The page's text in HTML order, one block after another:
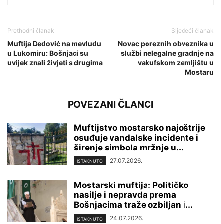
Prethodni članak
Muftija Dedović na mevludu
u Lukomiru: Bošnjaci su
uvijek znali živjeti s drugima
Sljedeći članak
Novac poreznih obveznika u
službi nelegalne gradnje na
vakufskom zemljištu u
Mostaru
POVEZANI ČLANCI
Muftijstvo mostarsko najoštrije
osuđuje vandalske incidente i
širenje simbola mržnje u...
ISTAKNUTO 27.07.2026.
Mostarski muftija: Političko
nasilje i nepravda prema
Bošnjacima traže ozbiljan i...
ISTAKNUTO 24.07.2026.